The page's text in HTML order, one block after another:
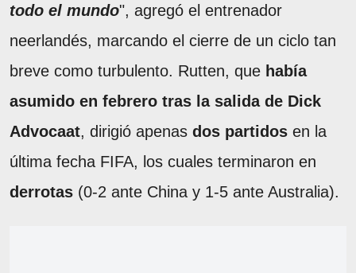
todo el mundo", agregó el entrenador
neerlandés, marcando el cierre de un ciclo tan
breve como turbulento. Rutten, que había
asumido en febrero tras la salida de Dick
Advocaat, dirigió apenas dos partidos en la
última fecha FIFA, los cuales terminaron en
derrotas (0-2 ante China y 1-5 ante Australia).